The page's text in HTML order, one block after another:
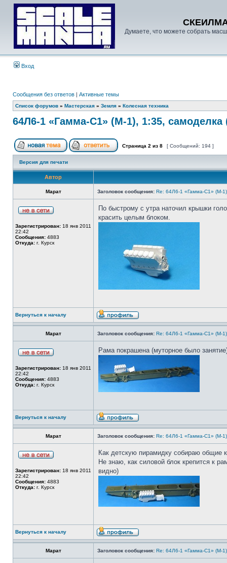
Думаете, что можете собрать
Вход
Сообщения без ответов | Активные темы
Список форумов » Мастерская » Земля » Колесная техника
64Л6-1 «Гамма-С1» (М-1), 1:35, самоделка
Страница 2 из 8 [ Сообщений: 194 ]
Версия для печати
Автор
Марат Заголовок сообщения: Re: 64Л6-1 «Гамма-С1» (М-
Зарегистрирован: 18 янв 2011
22:42
Сообщения: 4883
Откуда: г. Курск
По быстрому с утра наточил крышки
красить целым блоком.
Вернуться к началу
Марат Заголовок сообщения: Re: 64Л6-1 «Гамма-С1» (М-
Зарегистрирован: 18 янв 2011
22:42
Сообщения: 4883
Откуда: г. Курск
Рама покрашена (муторное было
Вернуться к началу
Марат Заголовок сообщения: Re: 64Л6-1 «Гамма-С1» (М-
Зарегистрирован: 18 янв 2011
22:42
Сообщения: 4883
Откуда: г. Курск
Как детскую пирамидку собираю общие
Не знаю, как силовой блок крепится к
видно)
Вернуться к началу
Марат Заголовок сообщения: Re: 64Л6-1 «Гамма-С1» (М-